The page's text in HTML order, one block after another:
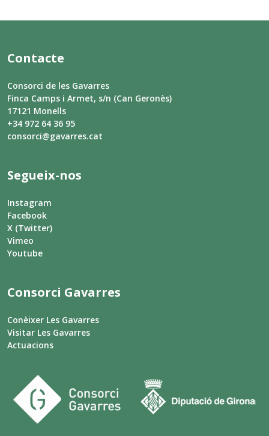
Contacte
Consorci de les Gavarres
Finca Camps i Armet, s/n (Can Geronès)
17121 Monells
+34 972 64 36 95
consorci@gavarres.cat
Segueix-nos
Instagram
Facebook
X (Twitter)
Vimeo
Youtube
Consorci Gavarres
Conèixer Les Gavarres
Visitar Les Gavarres
Actuacions